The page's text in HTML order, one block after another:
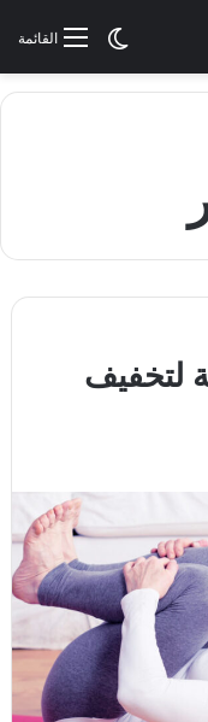
القائمةالوضع
لتخفيف